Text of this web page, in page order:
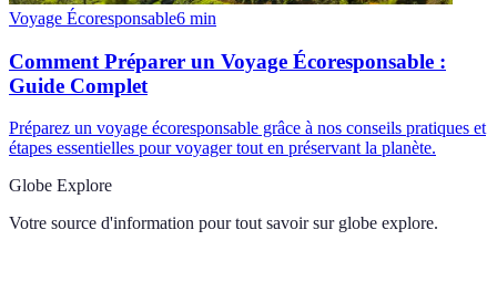
Voyage Écoresponsable6 min
Comment Préparer un Voyage Écoresponsable :
Guide Complet
Préparez un voyage écoresponsable grâce à nos conseils pratiques et
étapes essentielles pour voyager tout en préservant la planète.
Globe Explore
Votre source d'information pour tout savoir sur globe explore.